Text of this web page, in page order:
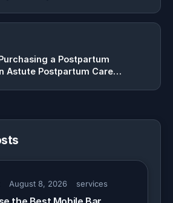
a Postpartum
Astute Postpartum Care
August 8, 2026 services